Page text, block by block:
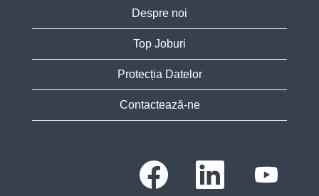
Despre noi
Top Joburi
Protecția Datelor
Contactează-ne
S
e
d
S
d